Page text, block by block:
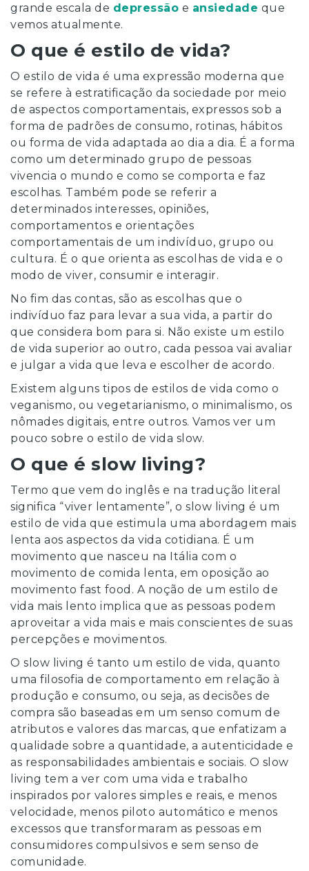
Reiki
agora
Para
Especialistas
Blog
grande escala de depressão e ansiedade que
vemos atualmente.
O que é estilo de vida?
O estilo de vida é uma expressão moderna que
se refere à estratificação da sociedade por meio
de aspectos comportamentais, expressos sob a
forma de padrões de consumo, rotinas, hábitos
ou forma de vida adaptada ao dia a dia. É a forma
como um determinado grupo de pessoas
vivencia o mundo e como se comporta e faz
escolhas. Também pode se referir a
determinados interesses, opiniões,
comportamentos e orientações
comportamentais de um indivíduo, grupo ou
cultura. É o que orienta as escolhas de vida e o
modo de viver, consumir e interagir.
No fim das contas, são as escolhas que o
indivíduo faz para levar a sua vida, a partir do
que considera bom para si. Não existe um estilo
de vida superior ao outro, cada pessoa vai avaliar
e julgar a vida que leva e escolher de acordo.
Existem alguns tipos de estilos de vida como o
veganismo, ou vegetarianismo, o minimalismo, os
nômades digitais, entre outros. Vamos ver um
pouco sobre o estilo de vida slow.
O que é slow living?
Termo que vem do inglês e na tradução literal
significa “viver lentamente”, o slow living é um
estilo de vida que estimula uma abordagem mais
lenta aos aspectos da vida cotidiana. É um
movimento que nasceu na Itália com o
movimento de comida lenta, em oposição ao
movimento fast food. A noção de um estilo de
vida mais lento implica que as pessoas podem
aproveitar a vida mais e mais conscientes de suas
percepções e movimentos.
O slow living é tanto um estilo de vida, quanto
uma filosofia de comportamento em relação à
produção e consumo, ou seja, as decisões de
compra são baseadas em um senso comum de
atributos e valores das marcas, que enfatizam a
qualidade sobre a quantidade, a autenticidade e
as responsabilidades ambientais e sociais. O slow
living tem a ver com uma vida e trabalho
inspirados por valores simples e reais, e menos
velocidade, menos piloto automático e menos
excessos que transformaram as pessoas em
consumidores compulsivos e sem senso de
comunidade.